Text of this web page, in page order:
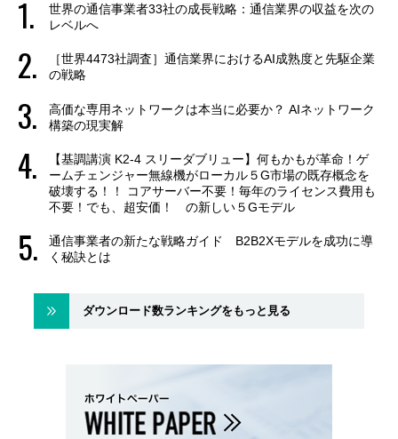
世界の通信事業者33社の成長戦略：通信業界の収益を次の
レベルへ
［世界4473社調査］通信業界におけるAI成熟度と先駆企業
の戦略
高価な専用ネットワークは本当に必要か？ AIネットワーク
構築の現実解
【基調講演 K2-4 スリーダブリュー】何もかもが革命！ゲ
ームチェンジャー無線機がローカル５G市場の既存概念を
破壊する！！ コアサーバー不要！毎年のライセンス費用も
不要！でも、超安価！ の新しい５Gモデル
通信事業者の新たな戦略ガイド B2B2Xモデルを成功に導
く秘訣とは
ダウンロード数ランキングをもっと見る